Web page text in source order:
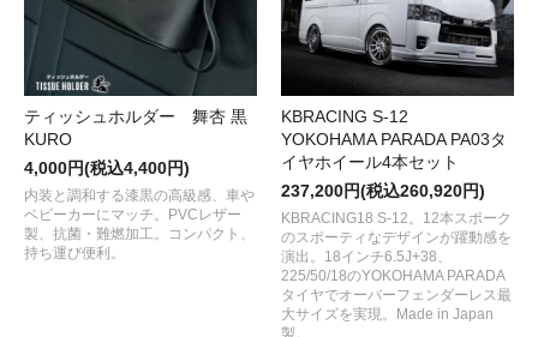
ティッシュホルダー 舞杏 黒
KURO
4,000円(税込4,400円)
内装と調和する漆黒の高級感、車や
ベビーカーにマッチ。PVCレザー
製、抗菌・難燃加工。コンパクト、
持ち運び便利。
KBRACING S-12
YOKOHAMA PARADA PA03タ
イヤホイール4本セット
237,200円(税込260,920円)
KBRACING18 S-12。12本スポーク
のスポーティなデザインが躍動感を
演出。18インチ6.5J+38、
225/50/18のYOKOHAMA PARADA
タイヤでオーバーフェンダーレス最
大サイズを実現。Made in Japan
製。